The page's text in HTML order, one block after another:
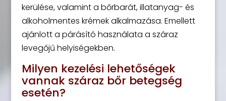
kerülése, valamint a bőrbarát, illatanyag- és
alkoholmentes krémek alkalmazása. Emellett
ajánlott a párásító használata a száraz
levegőjű helyiségekben.
Milyen kezelési lehetőségek
vannak száraz bőr betegség
esetén?